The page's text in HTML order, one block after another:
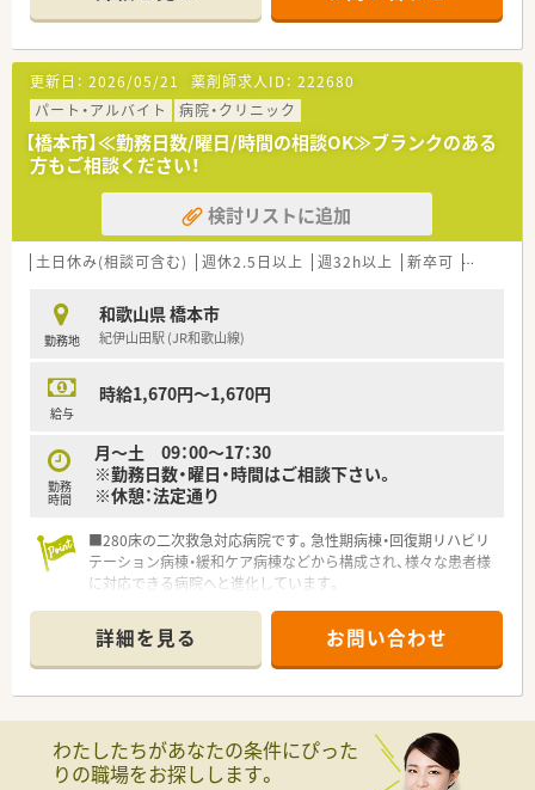
■ブランクがある方でも、わからない事などは社長やメンバーに
すぐに相談できる環境ですので安心です。
■年2回夏の集まり、年1回忘年会を実施しており社員交流も多
く、和気あいあいとした職場です。
■独立支援も行っておりますので、様々な経営ノウハウを教えて
頂けます。
更新日： 2026/05/21 薬剤師求人ID： 222680
パート・アルバイト
病院・クリニック
【橋本市】≪勤務日数/曜日/時間の相談OK≫ブランクのある
方もご相談ください！
検討リストに追加
土日休み(相談可含む) 週休2.5日以上 週32h以上 新卒可 未経験可
勤務地
和歌山県 橋本市
紀伊山田駅 (JR和歌山線)
給与
時給1,670円～1,670円
勤務
時間
月～土 09：00～17：30
※勤務日数・曜日・時間はご相談下さい。
※休憩：法定通り
■280床の二次救急対応病院です。急性期病棟・回復期リハビリ
テーション病棟・緩和ケア病棟などから構成され、様々な患者様
に対応できる病院へと進化しています。
めています。
詳細を見る お問い合わせ
わたしたちがあなたの条件にぴった
りの職場をお探しします。